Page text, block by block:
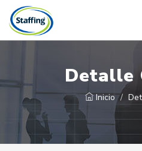
Detalle
Inicio